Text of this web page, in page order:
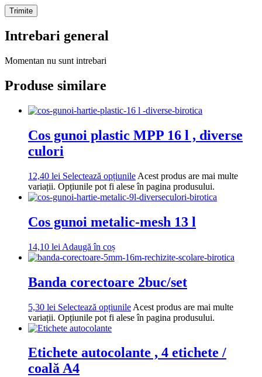
Intrebari general
Momentan nu sunt intrebari
Produse similare
Cos gunoi plastic MPP 16 l , diverse
culori
12,40 lei Selectează opțiunile Acest produs are mai multe
variații. Opțiunile pot fi alese în pagina produsului.
Cos gunoi metalic-mesh 13 l
14,10 lei Adaugă în coș
Banda corectoare 2buc/set
5,30 lei Selectează opțiunile Acest produs are mai multe
variații. Opțiunile pot fi alese în pagina produsului.
Etichete autocolante , 4 etichete /
coală A4